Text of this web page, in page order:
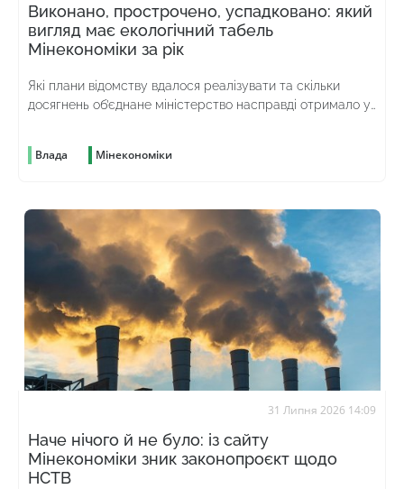
Виконано, прострочено, успадковано: який
вигляд має екологічний табель
Мінекономіки за рік
Які плани відомству вдалося реалізувати та скільки
досягнень об’єднане міністерство насправді отримало у
Влада Мінекономіки
31 Липня 2026 14:09
Наче нічого й не було: із сайту
Мінекономіки зник законопроєкт щодо
НСТВ